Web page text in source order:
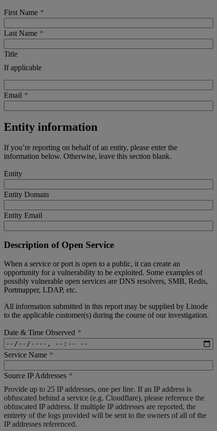
First Name
Last Name
Title
If applicable
Email
Entity information
If you’re reporting on behalf of an entity, please enter the
information below. Otherwise, leave this section blank.
Entity
Entity Domain
Entity Email
Description of Open Service
When a service or port is open to a public, it can create an
opportunity for a vulnerability to be exploited. Some examples of
possibly vulnerable open services are DNS resolvers, SMB, Redis,
Portmapper, LDAP, etc.
All information submitted in this report may be supplied by Linode
to the applicable customer(s) during the course of our investigation.
Date & Time Observed
Service Name
Source IP Addresses
Provide up to 25 IP addresses, one per line. If an IP address is
obfuscated behind a service (e.g. Cloudflare), please reference the
obfuscated IP address. If multiple IP addresses are reported, the
entirety of the logs provided will be sent to the owners of all of the
IP addresses referenced.